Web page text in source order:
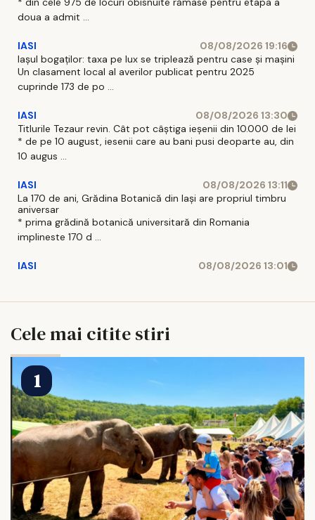
doua a admit ...
IASI
08/08/2026 19:16
Iașul bogaților: taxa pe lux se triplează pentru case și mașini
Un clasament local al averilor publicat pentru 2025
cuprinde 173 de po ...
IASI
08/08/2026 13:30
Titlurile Tezaur revin. Cât pot câștiga ieșenii din 10.000 de lei
* de pe 10 august, iesenii care au bani pusi deoparte au, din
10 augus ...
IASI
08/08/2026 13:11
La 170 de ani, Grădina Botanică din Iași are propriul timbru
aniversar
* prima grădină botanică universitară din Romania
implineste 170 d ...
IASI 08/08/2026 13:01
Cele mai citite stiri